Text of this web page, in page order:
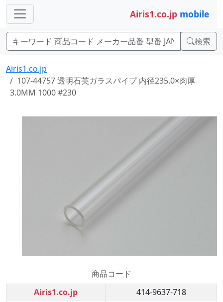
Airis1.co.jp mobile
検索
Airis1.co.jp
107-44757 透明石英ガラスパイプ 内径235.0×肉厚
3.0MM 1000 #230
商品コード
Airis1.co.jp
414-9637-718